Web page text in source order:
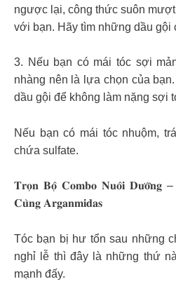
ngược lại, công thức suôn
với bạn. Hãy tìm những dầu gội
3. Nếu bạn có mái tóc sợi
nhàng nên là lựa chọn của
dầu gội để không làm nặng sợi
Nếu bạn có mái tóc nhuộm,
chứa sulfate.
𝐓𝐫𝐨̣𝐧 𝐁𝐨̣̂ 𝐂𝐨𝐦𝐛𝐨 𝐍𝐮𝐨̂𝐢 𝐃𝐮̛𝐨̛̃𝐧𝐠
𝐂𝐮̀𝐧𝐠 𝐀𝐫𝐠𝐚𝐧𝐦𝐢𝐝𝐚𝐬
Tóc bạn bị hư tổn sau những
nghỉ lễ thì đây là những thứ
mạnh đấy.